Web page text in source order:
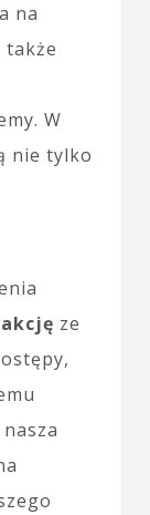
na
także
W
nie tylko
ze